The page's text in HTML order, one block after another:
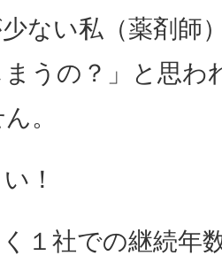
ない私（薬剤師
うの？」と思わ
。
！
１社での継続年